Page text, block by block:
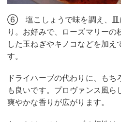
⑥ 塩こしょうで味を調え、皿
り。お好みで、ローズマリーの
した玉ねぎやキノコなどを加え
す。
ドライハーブの代わりに、もち
も良いです。プロヴァンス風ら
爽やかな香りが広がります。